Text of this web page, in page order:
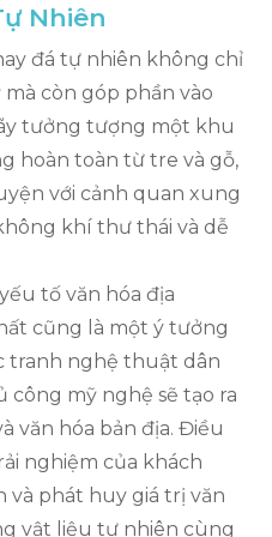
Nhiên
đá tự nhiên không chỉ
còn góp phần vào
tưởng tượng một khu
hoàn toàn từ tre và gỗ,
với cảnh quan xung
khí thư thái và dễ
tố văn hóa địa
cũng là một ý tưởng
tranh nghệ thuật dân
công mỹ nghệ sẽ tạo ra
văn hóa bản địa. Điều
nghiệm của khách
và phát huy giá trị văn
vật liệu tự nhiên cùng